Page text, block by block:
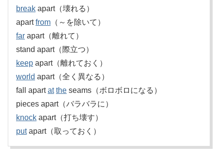
break apart（壊れる）
apartfrom （～を除いて）
far apart（離れて）
stand apart（際立つ）
keep apart（離れておく）
world apart（全く異なる）
fall apartat the seams（ボロボロになる）
pieces apart（バラバラに）
knock apart（打ち壊す）
putapart（取っておく）